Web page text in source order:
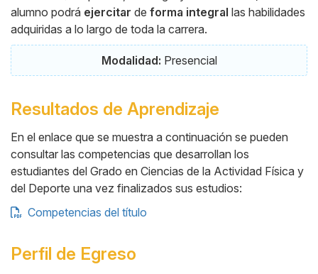
alumno podrá ejercitar de forma integral las habilidades
adquiridas a lo largo de toda la carrera.
Modalidad: Presencial
Resultados de Aprendizaje
En el enlace que se muestra a continuación se pueden
consultar las competencias que desarrollan los
estudiantes del Grado en Ciencias de la Actividad Física y
del Deporte una vez finalizados sus estudios:
Competencias del título
Perfil de Egreso